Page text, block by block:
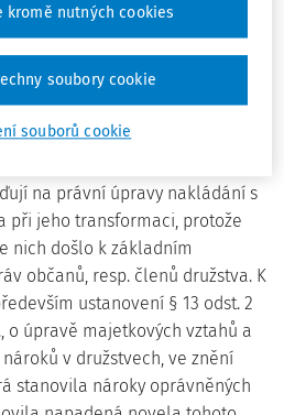
práv a svobod,
základních práv a svobod,
protokolu k evropské Úmluvě
a základních svobod.
na právní úpravy nakládání s
při jeho transformaci, protože
nich došlo k základním
občanů, resp. členů družstva. K
ustanovení § 13 odst. 2
o úpravě majetkových vztahů a
v družstvech, ve znění
stanovila nároky oprávněných
souborů cookie
kromě nutných cookies
soubory cookie